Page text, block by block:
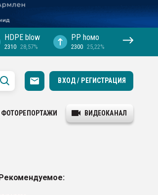
HDPE blow
2310 28,57%
PP hомо
2300 25,22%
ВХОД / РЕГИСТРАЦИЯ
ФОТОРЕПОРТАЖИ ВИДЕОКАНАЛ